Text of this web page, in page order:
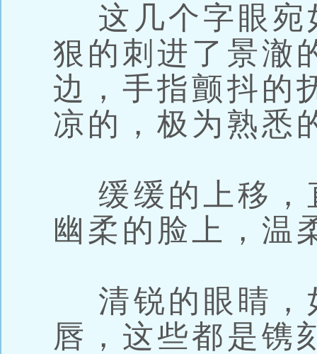
这几个字眼宛
狠的刺进了景澈
边，手指颤抖的
凉的，极为熟悉
缓缓的上移，
幽柔的脸上，温
清锐的眼睛，
唇，这些都是镌